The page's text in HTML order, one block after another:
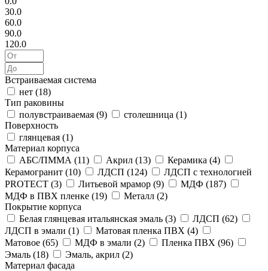
30.0
60.0
90.0
120.0
Встраиваемая система
нет (18)
Тип раковины
полувстраиваемая (9) столешница (1)
Поверхность
глянцевая (1)
Материал корпуса
АБС/ПММА (11) Акрил (13) Керамика (4)
Керамогранит (10) ЛДСП (124)
ЛДСП с технологией
PROTECT (3) Литьевой мрамор (9) МДФ (187)
МДФ в ПВХ пленке (19) Металл (2)
Покрытие корпуса
Белая глянцевая итальянская эмаль (3) ЛДСП (62)
ЛДСП в эмали (1) Матовая пленка ПВХ (4)
Матовое (65) МДФ в эмали (2) Пленка ПВХ (96)
Эмаль (18) Эмаль, акрил (2)
Материал фасада